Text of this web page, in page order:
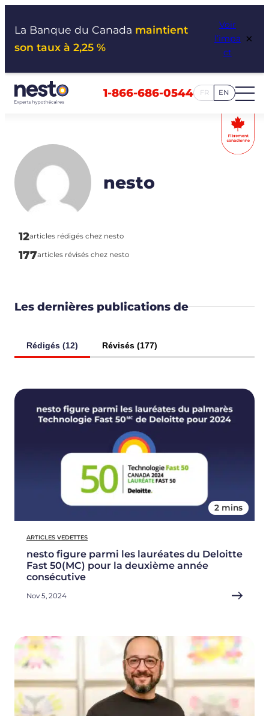
La Banque du Canada maintient
son taux à 2,25 %
Voir
l’impa
ct
×
1-866-686-0544 FR EN
nesto
12articles rédigés chez nesto
177articles révisés chez nesto
Les dernières publications de
Rédigés (12) Révisés (177)
2 mins
ARTICLES VEDETTES
nesto figure parmi les lauréates du Deloitte
Fast 50(MC) pour la deuxième année
consécutive
Nov 5, 2024